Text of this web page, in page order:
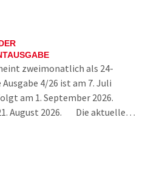
zweimonatlich als 24-
4/26 ist am 7. Juli
am 1. September 2026.
August 2026. Die aktuelle…